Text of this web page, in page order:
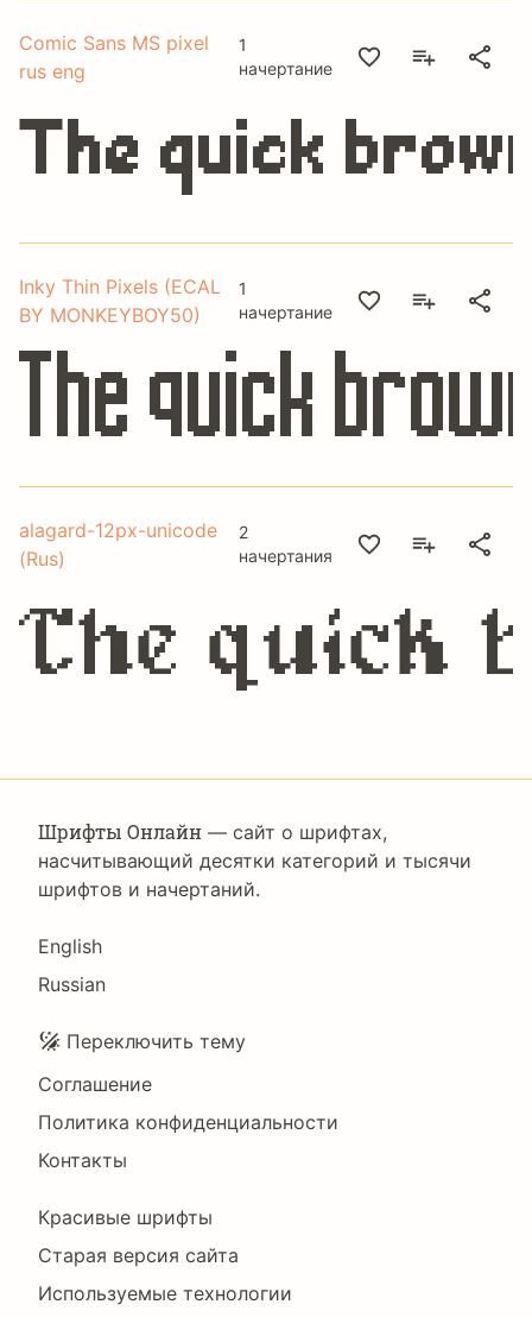
Comic Sans MS pixel
rus eng
1
начертание
The quick
Inky Thin Pixels (ECAL
BY MONKEYBOY50)
1
начертание
The quick
alagard-12px-unicode
(Rus)
2
начертания
The quick
Шрифты Онлайн — сайт о шрифтах,
насчитывающий десятки категорий и тысячи
шрифтов и начертаний.
Language
English
Russian
Подвал
Переключить тему
Соглашение
Политика конфиденциальности
Контакты
Footer
Right
Красивые шрифты
Старая версия сайта
Используемые технологии